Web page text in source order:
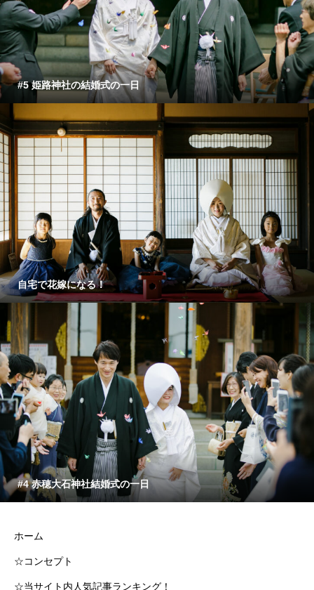
#5 姫路神社の結婚式の一日
自宅で花嫁になる！
#4 赤穂大石神社結婚式の一日
ホーム
☆コンセプト
☆当サイト内人気記事ランキング！